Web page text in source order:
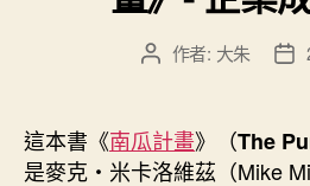
文
者
作者: 大朱
文
佈
日
這本書《南瓜計畫》（The
是麥克・米卡洛維茲（Mike